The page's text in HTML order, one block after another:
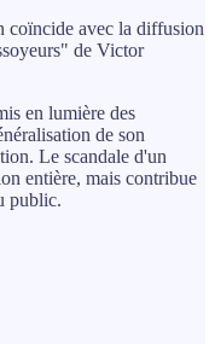
coïncide avec la diffusion
de Victor
en lumière des
de son
Le scandale d'un
entière, mais contribue
public.